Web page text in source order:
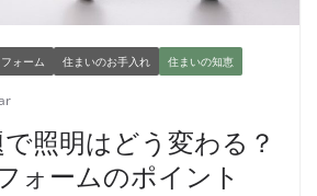
フォーム 住まいのお手入れ 住まいの知恵
照明はどう変わる？
ォームのポイント